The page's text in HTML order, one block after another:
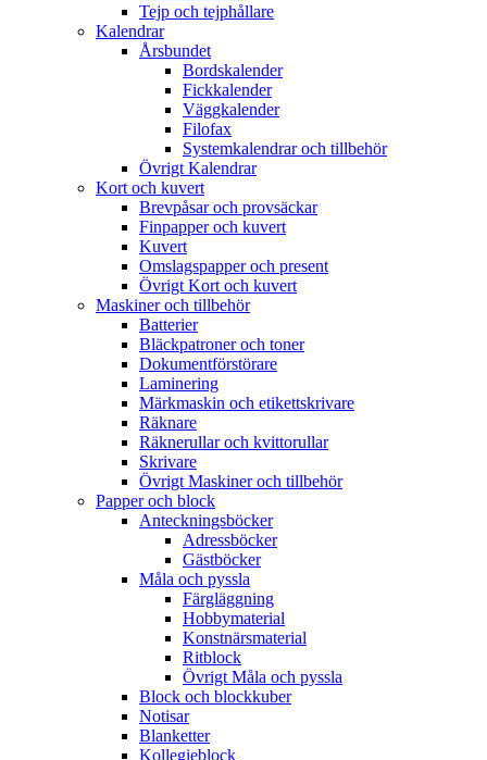
Tejp och tejphållare
Kalendrar
Årsbundet
Bordskalender
Fickkalender
Väggkalender
Filofax
Systemkalendrar och tillbehör
Övrigt Kalendrar
Kort och kuvert
Brevpåsar och provsäckar
Finpapper och kuvert
Kuvert
Omslagspapper och present
Övrigt Kort och kuvert
Maskiner och tillbehör
Batterier
Bläckpatroner och toner
Dokumentförstörare
Laminering
Märkmaskin och etikettskrivare
Räknare
Räknerullar och kvittorullar
Skrivare
Övrigt Maskiner och tillbehör
Papper och block
Anteckningsböcker
Adressböcker
Gästböcker
Måla och pyssla
Färgläggning
Hobbymaterial
Konstnärsmaterial
Ritblock
Övrigt Måla och pyssla
Block och blockkuber
Notisar
Blanketter
Kollegieblock